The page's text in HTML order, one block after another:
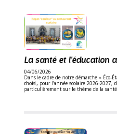
La santé et l'éducation
04/06/2026
Dans le cadre de notre démarche « Éco-
choisi, pour l’année scolaire 2026-2027,
particulièrement sur le thème de la